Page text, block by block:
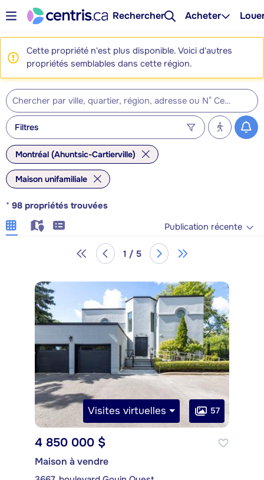
Rechercher Acheter
Cette propriété n'est plus disponible. Voici d'autres
propriétés semblables dans cette région.
Filtres
Montréal (Ahuntsic-Cartierville)
Maison unifamiliale
* 98 propriétés trouvées
Publication récente
1 / 5
Visites virtuelles 57
4 850 000 $
Maison à vendre